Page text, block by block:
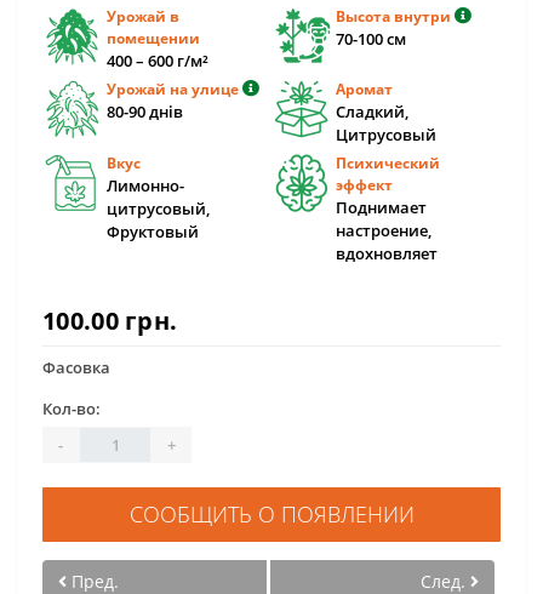
Урожай в
помещении
400 – 600 г/м²
Высота внутри
70-100 см
Урожай на улице
80-90 днів
Аромат
Сладкий,
Цитрусовый
Вкус
Лимонно-
цитрусовый,
Фруктовый
Психический
эффект
Поднимает
настроение,
вдохновляет
100.00 грн.
Фасовка
Кол-во:
-
+
СООБЩИТЬ О ПОЯВЛЕНИИ
Пред. След.